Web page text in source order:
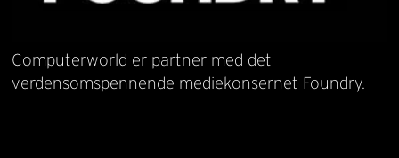
Computerworld er partner med det
verdensomspennende mediekonsernet Foundry.